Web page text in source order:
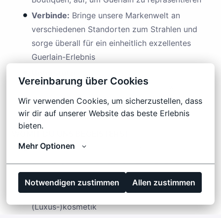
Vereinbarung über Cookies
Wir verwenden Cookies, um sicherzustellen, dass
wir dir auf unserer Website das beste Erlebnis
bieten.
Mehr Optionen
Notwendigen zustimmen Allen zustimmen
Verbinde: Bringe unsere Markenwelt an
verschiedenen Standorten zum Strahlen und
sorge überall für ein einheitlich exzellentes
Guerlain-Erlebnis
Teams vor Ort und springe dort ein, wo Deine
Expertise gerade am meisten gefragt ist
Erfolgreich abgeschlossene Ausbildung als
KosmetikerIn, im Einzelhandel oder eine
vergleichbare Qualifikation
(Relevante) Berufserfahrung im Bereich
(Luxus-)kosmetik